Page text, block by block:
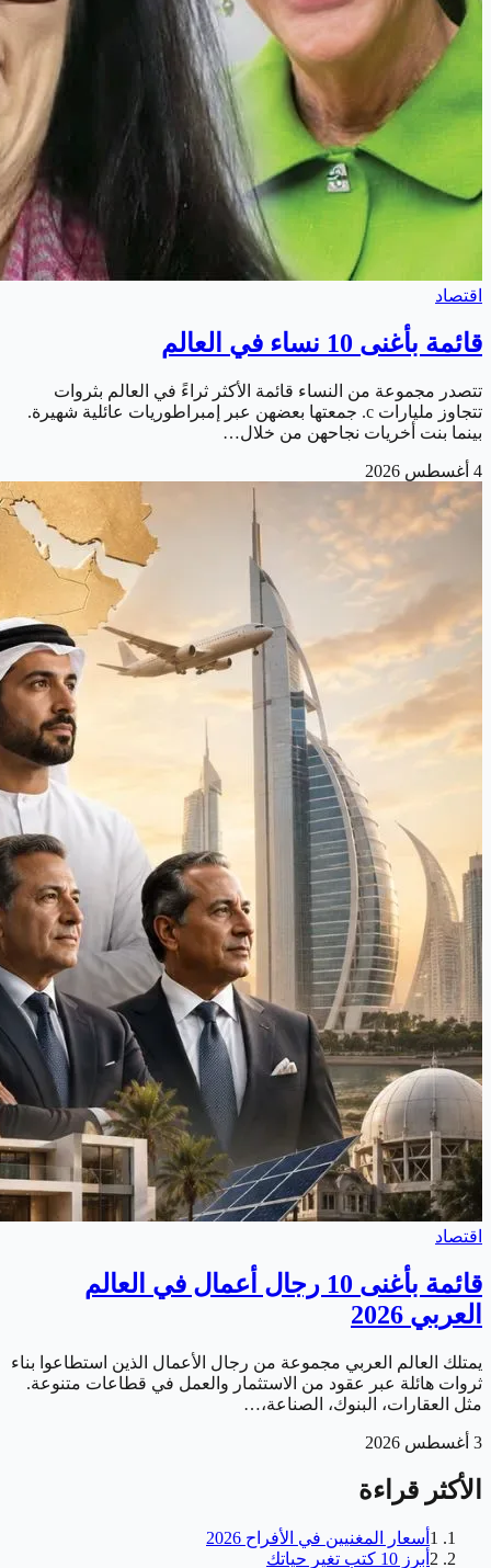
اقتصاد
قائمة بأغنى 10 نساء في العالم
تتصدر مجموعة من النساء قائمة الأكثر ثراءً في العالم بثروات
تتجاوز مليارات c. جمعتها بعضهن عبر إمبراطوريات عائلية شهيرة.
بينما بنت أخريات نجاحهن من خلال…
4 أغسطس 2026
اقتصاد
قائمة بأغنى 10 رجال أعمال في العالم
العربي 2026
يمتلك العالم العربي مجموعة من رجال الأعمال الذين استطاعوا بناء
ثروات هائلة عبر عقود من الاستثمار والعمل في قطاعات متنوعة.
مثل العقارات، البنوك، الصناعة،…
3 أغسطس 2026
الأكثر قراءة
1 أسعار المغنيين في الأفراح 2026
2 أبرز 10 كتب تغير حياتك